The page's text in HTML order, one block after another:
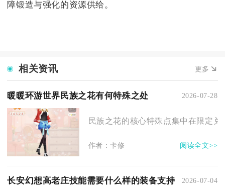
障锻造与强化的资源供给。
相关资讯 更多
暖暖环游世界民族之花有何特殊之处 2026-07-28
民族之花的核心特殊点集中在限定
作者：卡修 阅读全文>>
长安幻想高老庄技能需要什么样的装备支持 2026-07-04